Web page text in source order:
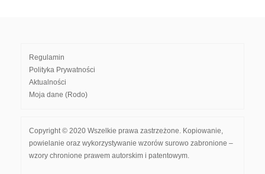
Regulamin
Polityka Prywatności
Aktualności
Moja dane (Rodo)
Copyright © 2020 Wszelkie prawa zastrzeżone. Kopiowanie,
powielanie oraz wykorzystywanie wzorów surowo zabronione –
wzory chronione prawem autorskim i patentowym.